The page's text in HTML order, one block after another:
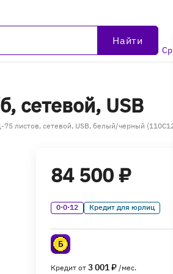
Найти
сетевой, USB
листов, сетевой, USB, белый/черный
84 500 ₽
0·0·12 Кредит для юрлиц
Кредит от 3 001 ₽ /мес.